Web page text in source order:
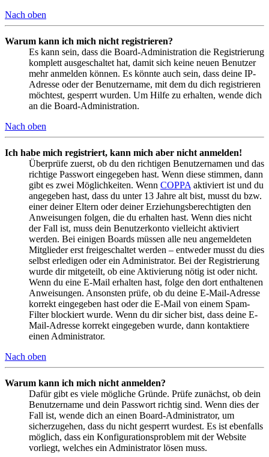
Nach oben
Warum kann ich mich nicht registrieren?
Es kann sein, dass die Board-Administration die Registrierung
komplett ausgeschaltet hat, damit sich keine neuen Benutzer
mehr anmelden können. Es könnte auch sein, dass deine IP-
Adresse oder der Benutzername, mit dem du dich registrieren
möchtest, gesperrt wurden. Um Hilfe zu erhalten, wende dich
an die Board-Administration.
Nach oben
Ich habe mich registriert, kann mich aber nicht anmelden!
Überprüfe zuerst, ob du den richtigen Benutzernamen und das
richtige Passwort eingegeben hast. Wenn diese stimmen, dann
gibt es zwei Möglichkeiten. Wenn COPPA aktiviert ist und du
angegeben hast, dass du unter 13 Jahre alt bist, musst du bzw.
einer deiner Eltern oder deiner Erziehungsberechtigten den
Anweisungen folgen, die du erhalten hast. Wenn dies nicht
der Fall ist, muss dein Benutzerkonto vielleicht aktiviert
werden. Bei einigen Boards müssen alle neu angemeldeten
Mitglieder erst freigeschaltet werden – entweder musst du dies
selbst erledigen oder ein Administrator. Bei der Registrierung
wurde dir mitgeteilt, ob eine Aktivierung nötig ist oder nicht.
Wenn du eine E-Mail erhalten hast, folge den dort enthaltenen
Anweisungen. Ansonsten prüfe, ob du deine E-Mail-Adresse
korrekt eingegeben hast oder die E-Mail von einem Spam-
Filter blockiert wurde. Wenn du dir sicher bist, dass deine E-
Mail-Adresse korrekt eingegeben wurde, dann kontaktiere
einen Administrator.
Nach oben
Warum kann ich mich nicht anmelden?
Dafür gibt es viele mögliche Gründe. Prüfe zunächst, ob dein
Benutzername und dein Passwort richtig sind. Wenn dies der
Fall ist, wende dich an einen Board-Administrator, um
sicherzugehen, dass du nicht gesperrt wurdest. Es ist ebenfalls
möglich, dass ein Konfigurationsproblem mit der Website
vorliegt, welches ein Administrator lösen muss.